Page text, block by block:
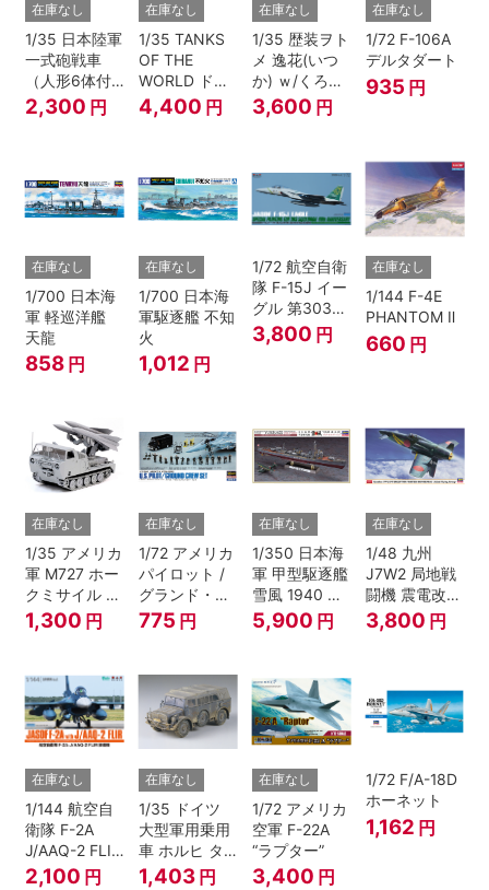
在庫なし
1/35 日本陸軍
一式砲戦車
（人形6体付
き）
2,300 円
在庫なし
1/35 TANKS
OF THE
WORLD ドイ
ツ 対戦車自走
砲 マーダーⅢ
4,400 円
在庫なし
1/35 歴装ヲト
メ 逸花(いつ
か) ｗ/くろが
ね四起
3,600 円
在庫なし
1/72 F-106A
デルタダート
935 円
在庫なし
1/700 日本海
軍 軽巡洋艦
天龍
858 円
在庫なし
1/700 日本海
軍駆逐艦 不知
火
1,012 円
1/72 航空自衛
隊 F-15J イー
グル 第303飛
行隊 創設40
周年記念塗装
3,800 円
在庫なし
1/144 F-4E
PHANTOM Ⅱ
660 円
在庫なし
1/35 アメリカ
軍 M727 ホー
クミサイル 自
走型発射機
1,300 円
在庫なし
1/72 アメリカ
パイロット /
グランド・ク
ルーセット
775 円
在庫なし
1/350 日本海
軍 甲型駆逐艦
雪風 1940 竣
工時 ディテー
ルアップ バー
5,900 円
在庫なし
1/48 九州
J7W2 局地戦
闘機 震電改
第352航空隊
3,800 円
在庫なし
1/144 航空自
衛隊 F-2A
J/AAQ-2 FLIR
装備機
2,100 円
在庫なし
1/35 ドイツ
大型軍用乗用
車 ホルヒ タ
イプ1a
1,403 円
在庫なし
1/72 アメリカ
空軍 F-22A
“ラプター”
3,400 円
1/72 F/A-18D
ホーネット
1,162 円